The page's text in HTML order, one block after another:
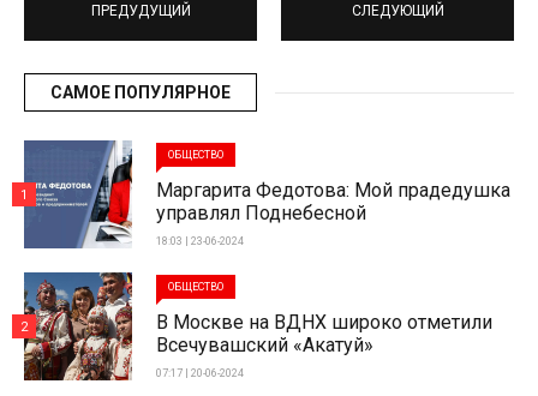
ПРЕДУДУЩИЙ СЛЕДУЮЩИЙ
САМОЕ ПОПУЛЯРНОЕ
ОБЩЕСТВО
Маргарита Федотова: Мой прадедушка
управлял Поднебесной
18:03 | 23-06-2024
1
ОБЩЕСТВО
В Москве на ВДНХ широко отметили
Всечувашский «Акатуй»
07:17 | 20-06-2024
2